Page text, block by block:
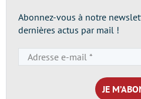
Abonnez-vous à notre
dernières actus par mail !
e-
*